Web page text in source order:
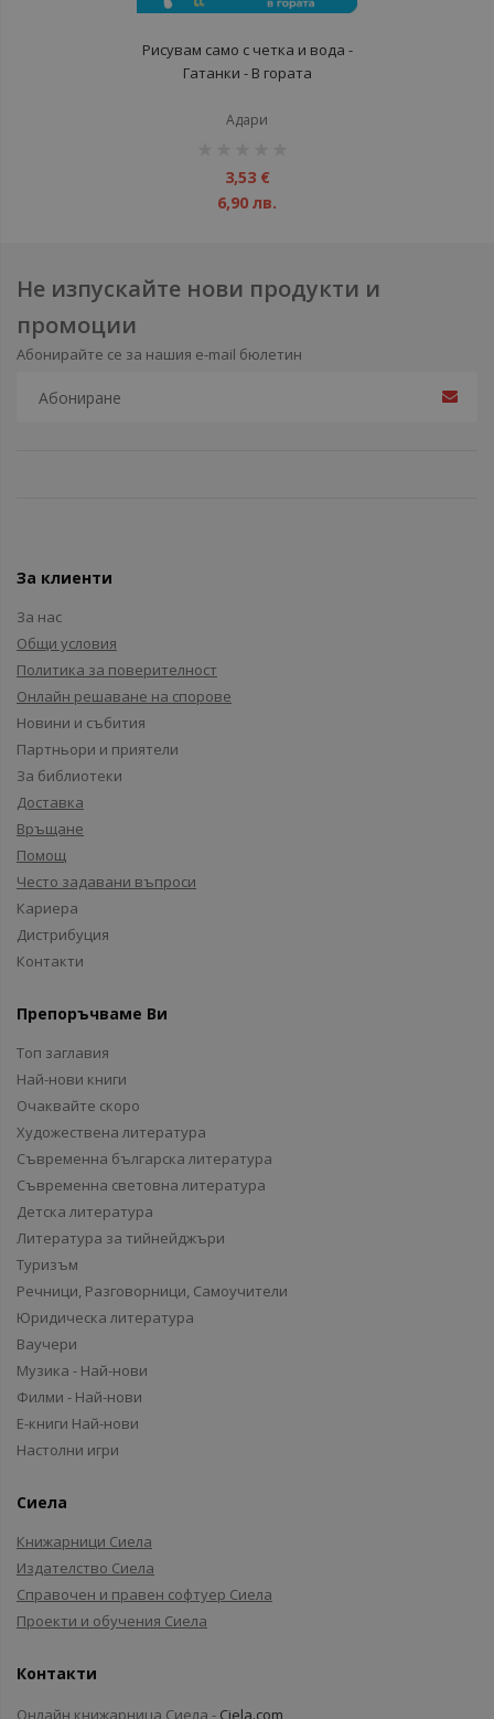
Рисувам само с четка и вода -
Гатанки - В гората
Адари
3,53 €
6,90 лв.
Не изпускайте нови продукти и
промоции
Абонирайте се за нашия e-mail бюлетин
За клиенти
За нас
Общи условия
Политика за поверителност
Онлайн решаване на спорове
Новини и събития
Партньори и приятели
За библиотеки
Доставка
Връщане
Помощ
Често задавани въпроси
Кариера
Дистрибуция
Контакти
Препоръчваме Ви
Топ заглавия
Най-нови книги
Очаквайте скоро
Художествена литература
Съвременна българска литература
Съвременна световна литература
Детска литература
Литература за тийнейджъри
Туризъм
Речници, Разговорници, Самоучители
Юридическа литература
Ваучери
Музика - Най-нови
Филми - Най-нови
Е-книги Най-нови
Настолни игри
Сиела
Книжарници Сиела
Издателство Сиела
Справочен и правен софтуер Сиела
Проекти и обучения Сиела
Контакти
Онлайн книжарница Сиела - Ciela.com